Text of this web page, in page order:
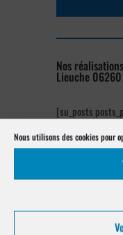
Nous utilisons des cookies pour
Nos
Lieuche 06260
[su_posts
orderby= »rand »]
Les produits